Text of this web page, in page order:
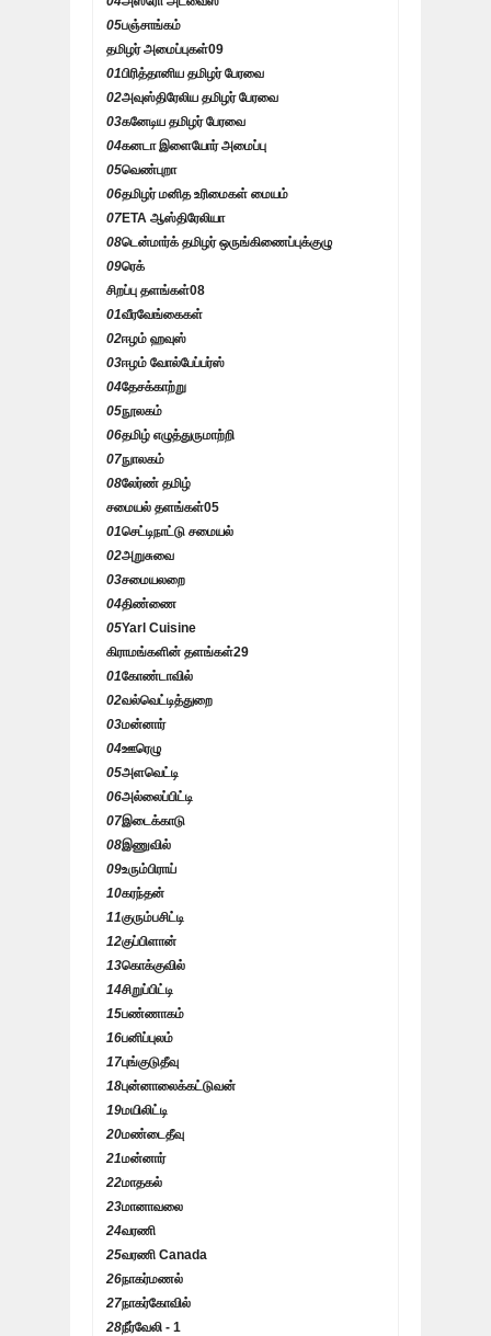
05பஞ்சாங்கம்
தமிழர் அமைப்புகள்09
01பிரித்தானிய தமிழர் பேரவை
02அவுஸ்திரேலிய தமிழர் பேரவை
03கனேடிய தமிழர் பேரவை
04கனடா இளையோர் அமைப்பு
05வெண்புறா
06தமிழர் மனித உரிமைகள் மையம்
07ETA ஆஸ்திரேலியா
08டென்மார்க் தமிழர் ஒருங்கிணைப்புக்குழு
09ரெக்
சிறப்பு தளங்கள்08
01வீரவேங்கைகள்
02ஈழம் ஹவுஸ்
03ஈழம் வோல்பேப்பர்ஸ்
04தேசக்காற்று
05நூலகம்
06தமிழ் எழுத்துருமாற்றி
07நுாலகம்
08லேர்ண் தமிழ்
சமையல் தளங்கள்05
01செட்டிநாட்டு சமையல்
02அறுசுவை
03சமையலறை
04திண்ணை
05Yarl Cuisine
கிராமங்களின் தளங்கள்29
01கோண்டாவில்
02வல்வெட்டித்துறை
03மன்னார்
04ஊரெழு
05அளவெட்டி
06அல்லைப்பிட்டி
07இடைக்காடு
08இணுவில்
09உரும்பிராய்
10கரந்தன்
11குரும்பசிட்டி
12குப்பிளான்
13கொக்குவில்
14சிறுப்பிட்டி
15பண்ணாகம்
16பனிப்புலம்
17புங்குடுதீவு
18புன்னாலைக்கட்டுவன்
19மயிலிட்டி
20மண்டைதீவு
21மன்னார்
22மாதகல்
23மானாவலை
24வரணி
25வரணி Canada
26நாகர்மணல்
27நாகர்கோவில்
28நீர்வேலி - 1